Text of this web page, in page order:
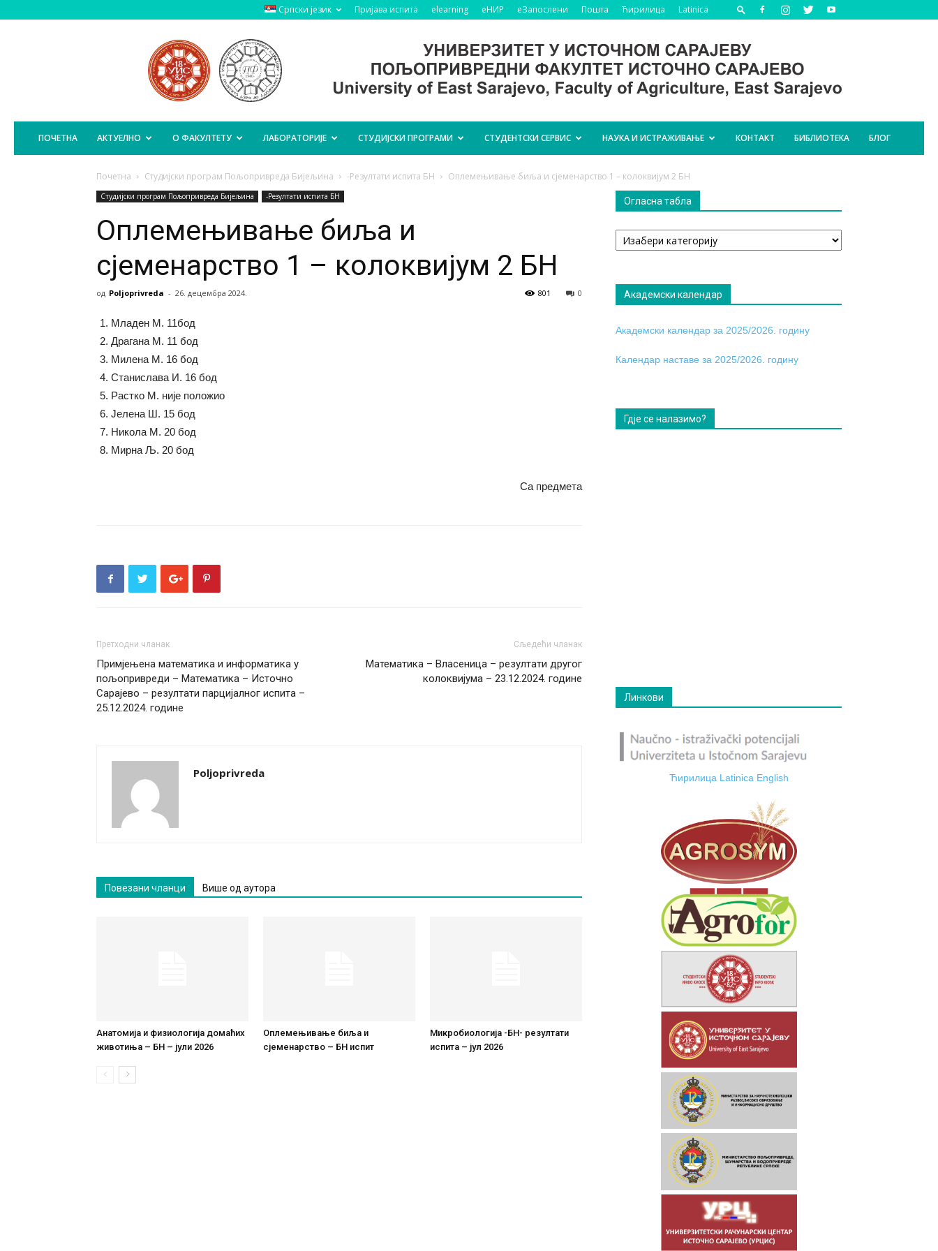
Српски језик Пријава испита elearning еНИР еЗапослени Пошта Ћирилица Latinica
Пољопривредни
Факултет
Источно
Сарајево
ПОЧЕТНА АКТУЕЛНО О ФАКУЛТЕТУ ЛАБОРАТОРИЈЕ СТУДИЈСКИ ПРОГРАМИ СТУДЕНТСКИ СЕРВИС НАУКА И ИСТРАЖИВАЊЕ КОНТАКТ БИБЛИОТЕКА БЛОГ
Почетна Студијски програм Пољопривреда Бијељина -Резултати испита БН Оплемењивање биља и сјеменарство 1 – колоквијум 2 БН
Студијски програм Пољопривреда Бијељина -Резултати испита БН
Оплемењивање биља и
сјеменарство 1 – колоквијум 2 БН
од Poljoprivreda - 26. децембра 2024. 0
801
Младен М. 11бод
Драгана М. 11 бод
Милена М. 16 бод
Станислава И. 16 бод
Растко М. није положио
Јелена Ш. 15 бод
Никола М. 20 бод
Мирна Љ. 20 бод
Са предмета
Претходни чланак
Примјењена математика и информатика у
пољопривреди – Математика – Источно
Сарајево – резултати парцијалног испита –
25.12.2024. године
Сљедећи чланак
Математика – Власеница – резултати другог
колоквијума – 23.12.2024. године
Poljoprivreda
Повезани чланци Више од аутора
Анатомија и физиологија домаћих
животиња – БН – јули 2026
Оплемењивање биља и
сјеменарство – БН испит
Микробиологија -БН- резултати
испита – јул 2026
Огласна табла
Огласна
табла
Академски календар
Академски календар за 2025/2026. годину
Календар наставе за 2025/2026. годину
Гдје се налазимо?
Линкови
Ћирилица Latinica English